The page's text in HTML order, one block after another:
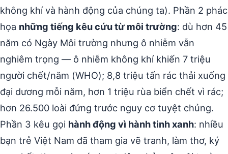
không khí và hành động của chúng ta). Phần 2 phác
họa những tiếng kêu cứu từ môi trường: dù hơn 45
năm có Ngày Môi trường nhưng ô nhiễm vẫn
nghiêm trọng — ô nhiễm không khí khiến 7 triệu
người chết/năm (WHO); 8,8 triệu tấn rác thải xuống
đại dương mỗi năm, hơn 1 triệu rùa biển chết vì rác;
hơn 26.500 loài đứng trước nguy cơ tuyệt chủng.
Phần 3 kêu gọi hành động vì hành tinh xanh: nhiều
bạn trẻ Việt Nam đã tham gia vẽ tranh, làm thơ, ký